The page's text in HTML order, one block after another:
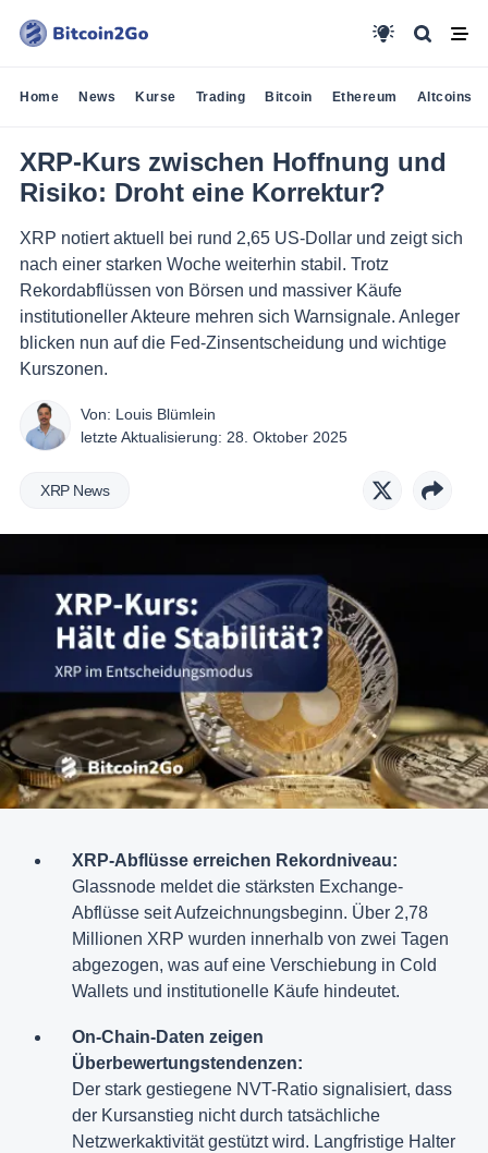
Home News Kurse Trading Bitcoin Ethereum Altcoins
XRP-Kurs zwischen Hoffnung und
Risiko: Droht eine Korrektur?
XRP notiert aktuell bei rund 2,65 US-Dollar und zeigt sich
nach einer starken Woche weiterhin stabil. Trotz
Rekordabflüssen von Börsen und massiver Käufe
institutioneller Akteure mehren sich Warnsignale. Anleger
blicken nun auf die Fed-Zinsentscheidung und wichtige
Kurszonen.
Von: Louis Blümlein
letzte Aktualisierung: 28. Oktober 2025
XRP News
XRP-Abflüsse erreichen Rekordniveau:
Glassnode meldet die stärksten Exchange-
Abflüsse seit Aufzeichnungsbeginn. Über 2,78
Millionen XRP wurden innerhalb von zwei Tagen
abgezogen, was auf eine Verschiebung in Cold
Wallets und institutionelle Käufe hindeutet.
On-Chain-Daten zeigen
Überbewertungstendenzen:
Der stark gestiegene NVT-Ratio signalisiert, dass
der Kursanstieg nicht durch tatsächliche
Netzwerkaktivität gestützt wird. Langfristige Halter